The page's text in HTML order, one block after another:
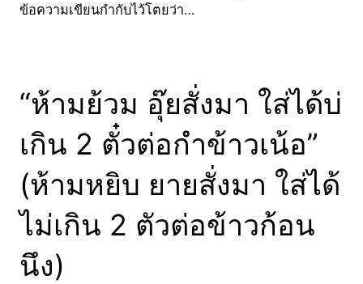
ข้อความเขียนกำกับไว้โตยว่า…
“ห้ามย้วม อุ๊ยสั่งมา ใส่ได้บ่
เกิน 2 ตั๋วต่อกำข้าวเน้อ”
(ห้ามหยิบ ยายสั่งมา ใส่ได้
ไม่เกิน 2 ตัวต่อข้าวก้อน
นึง)